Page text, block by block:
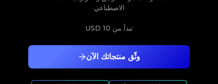
وثّق منتجاتك الآن
الاصطناعي
تبدأ من 10 USD